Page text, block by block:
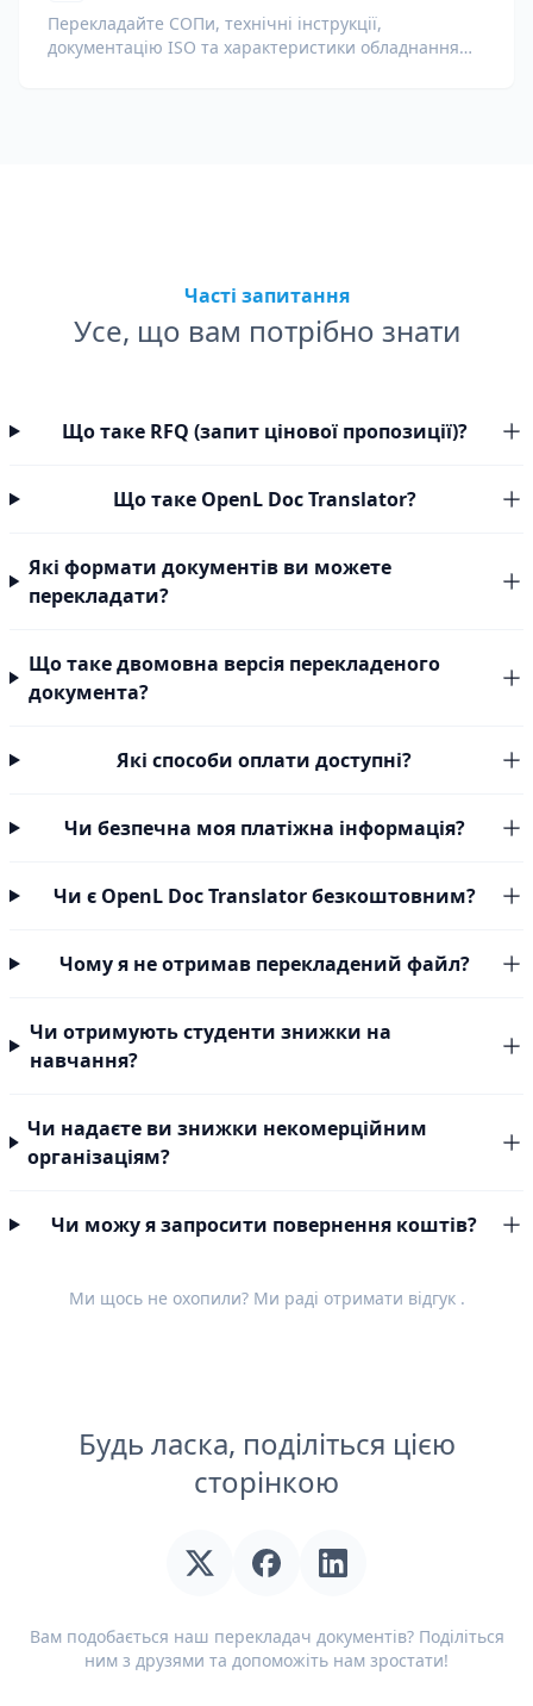
Перекладайте СОПи, технічні інструкції,
документацію ISO та характеристики обладнання
Часті запитання
Усе, що вам потрібно знати
Що таке RFQ (запит цінової пропозиції)?
Що таке OpenL Doc Translator?
Які формати документів ви можете
перекладати?
Що таке двомовна версія перекладеного
документа?
Які способи оплати доступні?
Чи безпечна моя платіжна інформація?
Чи є OpenL Doc Translator безкоштовним?
Чому я не отримав перекладений файл?
Чи отримують студенти знижки на
навчання?
Чи надаєте ви знижки некомерційним
організаціям?
Чи можу я запросити повернення коштів?
Ми щось не охопили? Ми раді отримати відгук.
Будь ласка, поділіться цією
сторінкою
Вам подобається наш перекладач документів? Поділіться
ним з друзями та допоможіть нам зростати!